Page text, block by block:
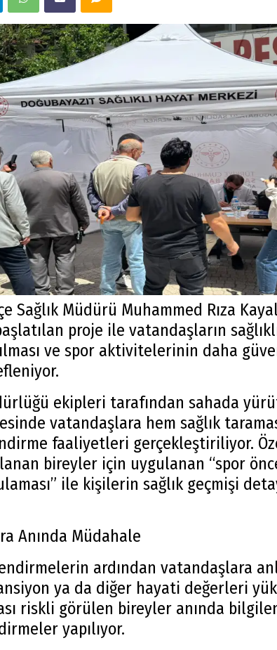
Sağlık Müdürü Muhammed Rıza
proje ile vatandaşların
ve spor aktivitelerinin daha
ekipleri tarafından sahada
vatandaşlara hem sağlık
faaliyetleri gerçekleştiriliyor.
bireyler için uygulanan “spor
ile kişilerin sağlık geçmişi
Anında Müdahale
ardından vatandaşlara
ya da diğer hayati değerleri
riskli görülen bireyler anında
yapılıyor.